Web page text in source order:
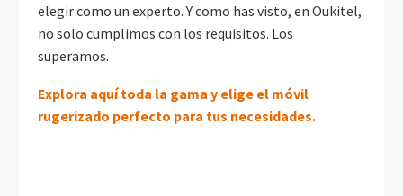
elegir como un experto. Y como has visto, en Oukitel,
no solo cumplimos con los requisitos. Los
superamos.
Explora aquí toda la gama y elige el móvil
rugerizado perfecto para tus necesidades.